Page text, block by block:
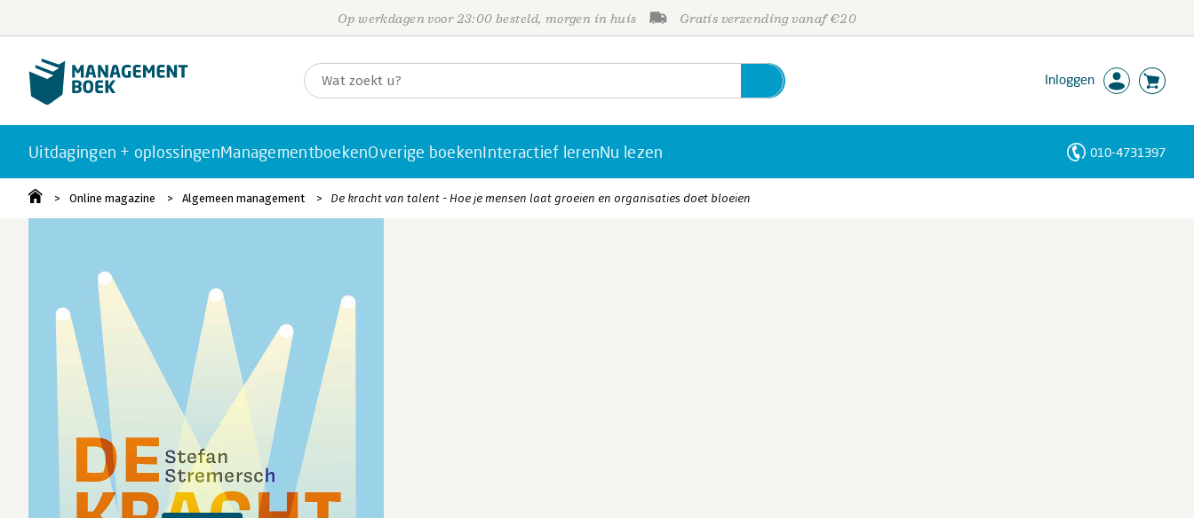
Op werkdagen voor 23:00 besteld, morgen in huis Gratis verzending vanaf €20
Inloggen
Uitdagingen + oplossingenManagementboekenOverige boekenInteractief lerenNu lezen 010-4731397
Online magazine Algemeen management De kracht van talent - Hoe je mensen laat groeien en organisaties doet bloeien
Personen